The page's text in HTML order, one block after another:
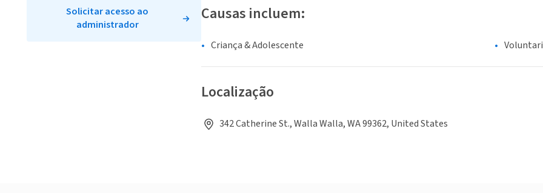
Causas incluem:
Criança & Adolescente
Localização
342 Catherine St., Walla Walla, WA 99362, United States
Solicitar acesso ao
administrador